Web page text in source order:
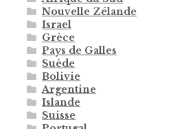
Nouvelle Zélande
Israel
Grèce
Pays de Galles
Suède
Bolivie
Argentine
Islande
Suisse